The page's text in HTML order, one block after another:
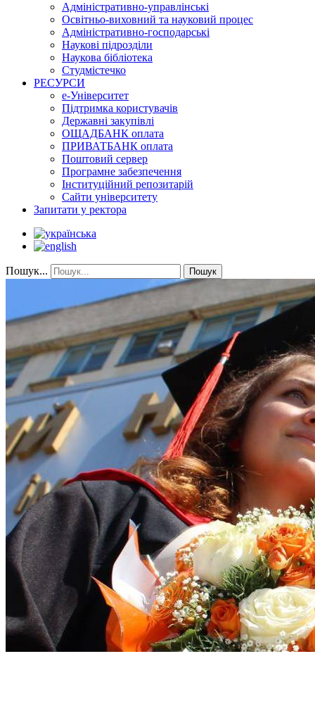
Адміністративно-управлінські
Освітньо-виховний та науковий процес
Адміністративно-господарські
Наукові підрозділи
Наукова бібліотека
Студмістечко
РЕСУРСИ
е-Університет
Підтримка користувачів
Державні закупівлі
ОЩАДБАНК оплата
ПРИВАТБАНК оплата
Поштовий сервер
Програмне забезпечення
Інституційний репозитарій
Сайти університету
Запитати у ректора
Пошук... Пошук